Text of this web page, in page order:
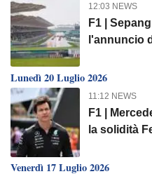
12:03 NEWS
F1 |
l'annuncio
Lunedì 20 Luglio 2026
11:12 NEWS
F1 |
la solidità
Venerdì 17 Luglio 2026